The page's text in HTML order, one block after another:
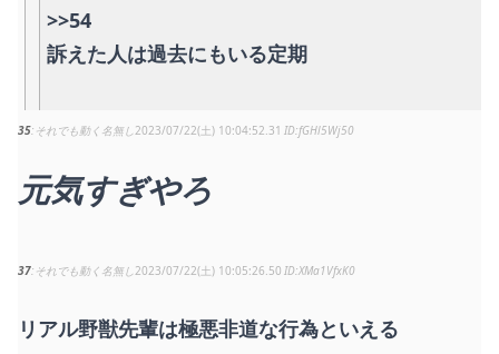
>>54
訴えた人は過去にもいる定期
35 それでも動く名無し 2023/07/22(土) 10:04:52.31 fGHl5Wj50
元気すぎやろ
37 それでも動く名無し 2023/07/22(土) 10:05:26.50 XMa1VfxK0
リアル野獣先輩は極悪非道な行為といえる